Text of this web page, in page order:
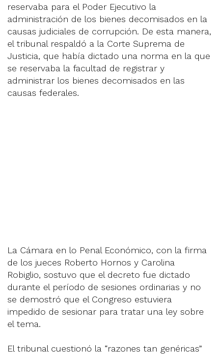
reservaba para el Poder Ejecutivo la
administración de los bienes decomisados en la
causas judiciales de corrupción. De esta manera,
el tribunal respaldó a la Corte Suprema de
Justicia, que había dictado una norma en la que
se reservaba la facultad de registrar y
administrar los bienes decomisados en las
causas federales.
La Cámara en lo Penal Económico, con la firma
de los jueces Roberto Hornos y Carolina
Robiglio, sostuvo que el decreto fue dictado
durante el período de sesiones ordinarias y no
se demostró que el Congreso estuviera
impedido de sesionar para tratar una ley sobre
el tema.
El tribunal cuestionó la “razones tan genéricas”